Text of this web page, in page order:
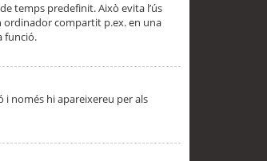
temps predefinit. Això evita l’ús
ordinador compartit p.ex. en una
funció.
i només hi apareixereu per als